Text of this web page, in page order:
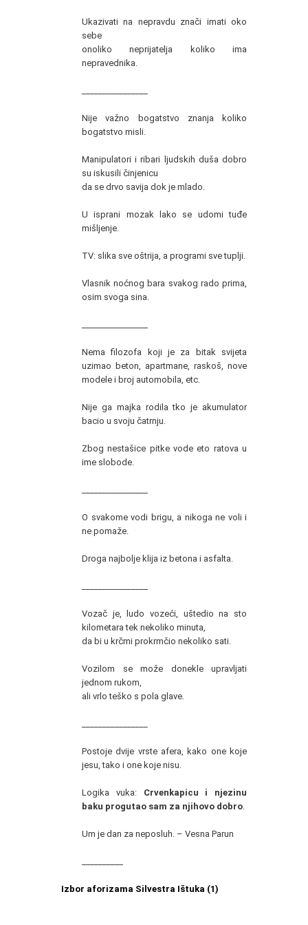
Ukazivati na nepravdu znači imati oko
sebe
onoliko neprijatelja koliko ima
nepravednika.
Nije važno bogatstvo znanja koliko
bogatstvo misli.
Manipulatori i ribari ljudskih duša dobro
su iskusili činjenicu
da se drvo savija dok je mlado.
U isprani mozak lako se udomi tuđe
mišljenje.
TV: slika sve oštrija, a programi sve tuplji.
Vlasnik noćnog bara svakog rado prima,
osim svoga sina.
Nema filozofa koji je za bitak svijeta
uzimao beton, apartmane, raskoš, nove
modele i broj automobila, etc.
Nije ga majka rodila tko je akumulator
bacio u svoju čatrnju.
Zbog nestašice pitke vode eto ratova u
ime slobode.
O svakome vodi brigu, a nikoga ne voli i
ne pomaže.
Droga najbolje klija iz betona i asfalta.
Vozač je, ludo vozeći, uštedio na sto
kilometara tek nekoliko minuta,
da bi u krčmi prokrmčio nekoliko sati.
Vozilom se može donekle upravljati
jednom rukom,
ali vrlo teško s pola glave.
Postoje dvije vrste afera, kako one koje
jesu, tako i one koje nisu.
Logika vuka:Crvenkapicu i njezinu
baku progutao sam za njihovo dobro
Um je dan za neposluh. – Vesna Parun
Izbor aforizama Silvestra Ištuka (1)